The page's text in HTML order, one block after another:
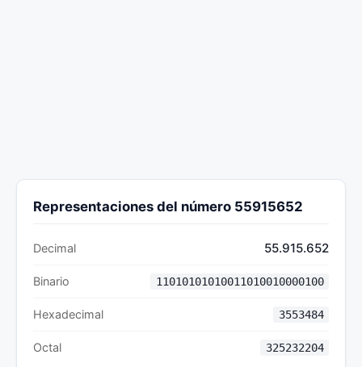
Representaciones del número 55915652
Decimal 55.915.652
Binario 11010101010011010010000100
Hexadecimal 3553484
Octal 325232204